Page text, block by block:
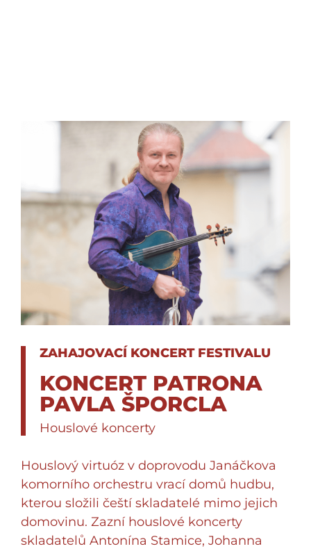
ZAHAJOVACÍ KONCERT FESTIVALU
KONCERT PATRONA
PAVLA ŠPORCLA
Houslové koncerty
Houslový virtuóz v doprovodu Janáčkova
komorního orchestru vrací domů hudbu,
kterou složili čeští skladatelé mimo jejich
domovinu. Zazní houslové koncerty
skladatelů Antonína Stamice, Johanna